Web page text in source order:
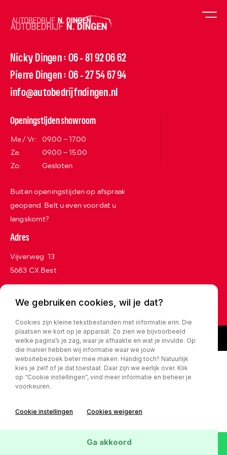
Nicky Dingen : 06 - 81 92 06 62
Pierre Dingen : 06 - 27 54 67 94
info@autobedrijfndingen.nl
Openingstijden showroom
Ma / Vr: 09.00 – 17.00
Za:
09.00 – 15.00
Zo:
Gesloten
Buiten openingstijden op afspraak
geopend. Belt u even voordat u
langskomt?
Adres
Vijverweg 13
5683 CX Best
Privacy policy
We gebruiken cookies, wil je dat?
Cookies zijn kleine tekstbestanden met informatie erin. Die
plaatsen we kort op je apparaat. Zo zien we bijvoorbeeld
welke pagina’s je zag, waar je afhaakte en wat je invulde. Op
die manier hebben wij informatie waar we jouw
websitebezoek beter mee maken. Handig toch? Natuurlijk
kies je zelf of je dat toestaat. Daar zijn we eerlijk over. Klik
op “Cookie instellingen”, vind meer informatie en beheer je
voorkeuren.
Cookie instellingen Cookies weigeren
Ga akkoord